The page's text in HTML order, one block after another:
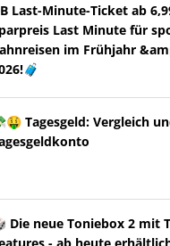
Last-Minute-Ticket ab
Last Minute für
im Frühjahr
Tagesgeld: Vergleich
Die neue Toniebox 2 mit